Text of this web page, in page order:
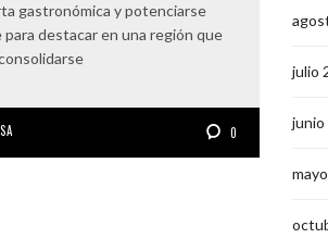
gastronómica y potenciarse
destacar en una región que
0
julio
junio